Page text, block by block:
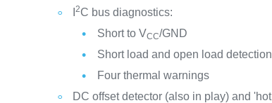
2C bus diagnostics:
Short to VCC/GND
Short load and open load
Four thermal warnings
DC offset detector (also in play) and